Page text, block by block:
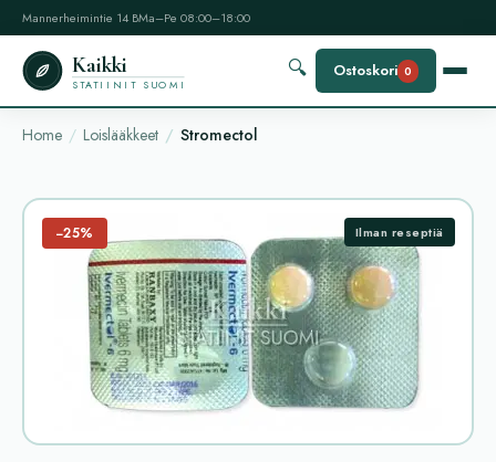
Mannerheimintie 14 BMa–Pe 08:00–18:00
Kaikki
STATIINIT SUOMI
🔍 Ostoskori 0
Home Loislääkkeet Stromectol
−25% Ilman reseptiä